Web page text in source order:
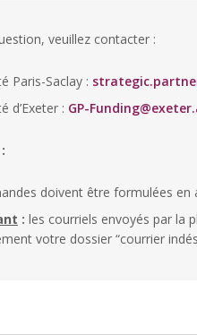
veuillez contacter :
Paris-Saclay :
d’Exeter : GP-
doivent être formulées en
: les courriels envoyés par la
votre dossier “courrier